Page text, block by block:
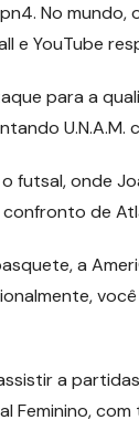
No
e YouTube
para a
U.N.A.M.
futsal, onde
de
a
a
Feminino, com